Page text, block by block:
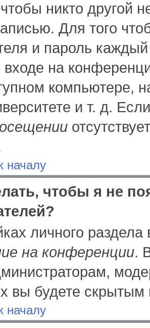
никто другой
Для того
и пароль
входе на
компьютере,
и т. д.
началу
чтобы я не
личного
на конференции.
вы будете скрытым
началу